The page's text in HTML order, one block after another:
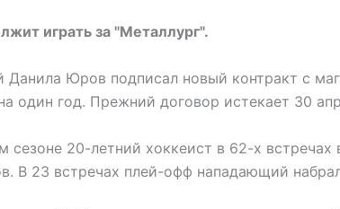
играть за "Металлург".
Юров подписал новый контракт с
один год. Прежний договор истекает 30
20-летний хоккеист в 62-х встречах
В 23 встречах плей-офф нападающий